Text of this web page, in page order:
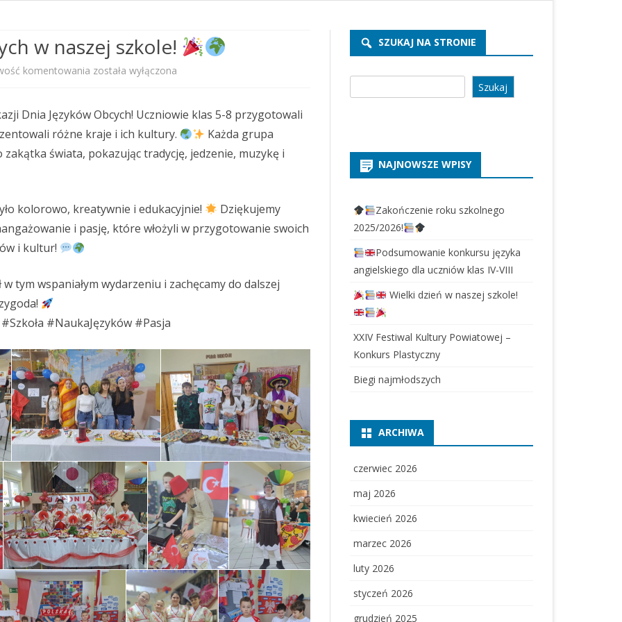
STANDARDY OCHRONY
MAŁOLETNICH
KALENDARZ ROKU SZKOLNEGO
2025/2026
–
INFORMACJA O KWOCIE, KTÓRĄ
ZAMIERZA PRZEZNACZYĆ
ZAMAWIAJĄCY NA REALIZACJĘ
PROTOKÓŁ Z OTWARCIA OFERT
– DOSTAWA ŻYWNOŚCI –
KOLEJNE POSTĘPOWANIE
ZAWIADOMIENIE O WYBORZE
NAJKORZYSTNIEJSZEJ OFERTY-
DOSTAWA ŻYWNOŚCI –
KOLEJNA POSTĘPOWANIE
2026/2027
w naszej szkole!
komentowania
Dzień
Języków
naszej
szkole!
została wyłączona
Dnia Języków Obcych! Uczniowie klas 5-8 przygotowali
różne kraje i ich kultury.
Każda grupa
świata, pokazując tradycję, jedzenie, muzykę i
kolorowo, kreatywnie i edukacyjnie!
Dziękujemy
i pasję, które włożyli w przygotowanie swoich
i kultur!
tym wspaniałym wydarzeniu i zachęcamy do dalszej
#NaukaJęzyków #Pasja
SZUKAJ NA STRONIE
Szukaj
NAJNOWSZE WPISY
Zakończenie roku szkolnego
2025/2026!
Podsumowanie konkursu języka
angielskiego dla uczniów klas IV-VIII
Wielki dzień w naszej szkole!
XXIV Festiwal Kultury Powiatowej –
Konkurs Plastyczny
Biegi najmłodszych
ARCHIWA
czerwiec 2026
maj 2026
kwiecień 2026
marzec 2026
luty 2026
styczeń 2026
grudzień 2025